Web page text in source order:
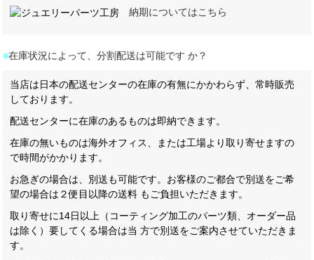
納期についてはこちら
■在庫状況によって、分割配送は可能です か？
当店は日本の配送センターの在庫の有無にかかわらず、常時販売
しております。
配送センターに在庫のあるものは即納できます。
在庫の無いものは海外オフィス、または工場より取り寄せますの
で時間がかかります。
お急ぎの場合は、別送も可能です。お客様のご都合で別送をご希
望の場合は２便目以降の送料 もご負担いただきます。
取り寄せに14日以上（コーティング加工のパーツ類、オーダー品
は除く）要してくる場合は当 方で別送をご案内させていただきま
す。